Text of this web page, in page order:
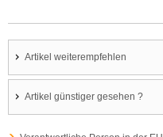
Artikel weiterempfehlen
Artikel günstiger gesehen ?